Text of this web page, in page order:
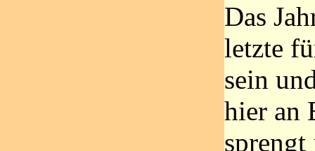
Das
letzte
sein
hier an
sprengt